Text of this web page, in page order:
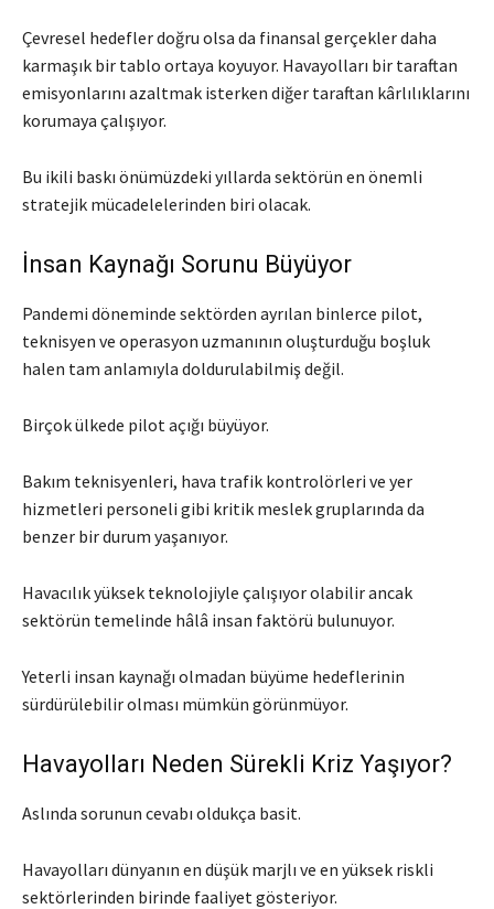
Çevresel hedefler doğru olsa da finansal gerçekler daha
karmaşık bir tablo ortaya koyuyor. Havayolları bir taraftan
emisyonlarını azaltmak isterken diğer taraftan kârlılıklarını
korumaya çalışıyor.
Bu ikili baskı önümüzdeki yıllarda sektörün en önemli
stratejik mücadelelerinden biri olacak.
İnsan Kaynağı Sorunu Büyüyor
Pandemi döneminde sektörden ayrılan binlerce pilot,
teknisyen ve operasyon uzmanının oluşturduğu boşluk
halen tam anlamıyla doldurulabilmiş değil.
Birçok ülkede pilot açığı büyüyor.
Bakım teknisyenleri, hava trafik kontrolörleri ve yer
hizmetleri personeli gibi kritik meslek gruplarında da
benzer bir durum yaşanıyor.
Havacılık yüksek teknolojiyle çalışıyor olabilir ancak
sektörün temelinde hâlâ insan faktörü bulunuyor.
Yeterli insan kaynağı olmadan büyüme hedeflerinin
sürdürülebilir olması mümkün görünmüyor.
Havayolları Neden Sürekli Kriz Yaşıyor?
Aslında sorunun cevabı oldukça basit.
Havayolları dünyanın en düşük marjlı ve en yüksek riskli
sektörlerinden birinde faaliyet gösteriyor.